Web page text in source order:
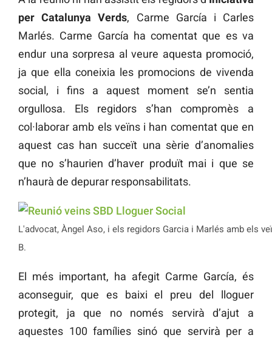
per Catalunya Verds, Carme García i Carles
Marlés. Carme García ha comentat que es va
endur una sorpresa al veure aquesta promoció,
ja que ella coneixia les promocions de vivenda
social, i fins a aquest moment se’n sentia
orgullosa. Els regidors s’han compromès a
col·laborar amb els veïns i han comentat que en
aquest cas han succeït una sèrie d’anomalies
que no s’haurien d’haver produït mai i que se
n’haurà de depurar responsabilitats.
L'advocat, Àngel Aso, i els regidors Garcia i Marlés amb els
B.
El més important, ha afegit Carme García, és
aconseguir, que es baixi el preu del lloguer
protegit, ja que no només servirà d’ajut a
aquestes 100 famílies sinó que servirà per a